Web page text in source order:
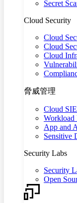
Secret
Cloud Security
Cloud
Cloud
Cloud
脅威管理
Cloud
Workload
App and
Sensitive
Security Labs
Security
Open